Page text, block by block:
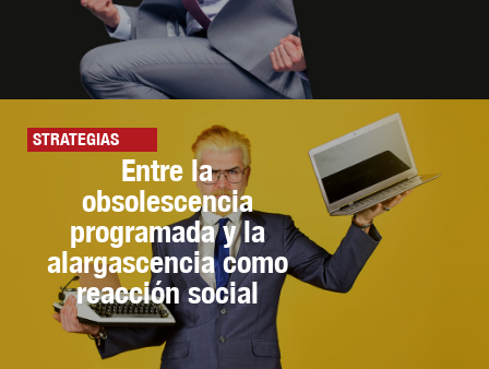
STRATEGIAS
Entre la
obsolescencia
programada y la
alargascencia como
reacción social